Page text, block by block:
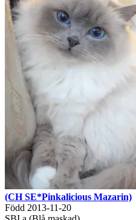
(CH SE*Pinkalicious Mazarin)
Född 2013-11-20